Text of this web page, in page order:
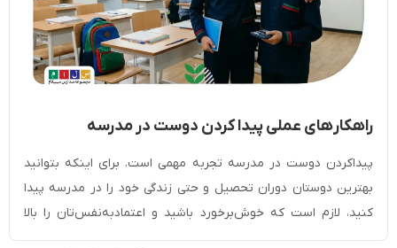
راهکار‎های عملی پیدا کردن دوست در مدرسه
[مخصوص دانش آموزان]
پیداکردن دوست در مدرسه تجربه مهمی است. برای اینکه بتوانید
بهترین دوستان دوران تحصیل و حتی زندگی خود را در مدرسه پیدا
کنید، لازم است که خوش‌برخورد باشید و اعتمادبه‌نفس‌تان را بالا
ببرید. با صحبت‌کردن با دیگران، لبخند‌زدن و داشتن چهره‌ای گشاده